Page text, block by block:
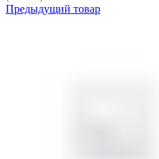
Предыдущий товар